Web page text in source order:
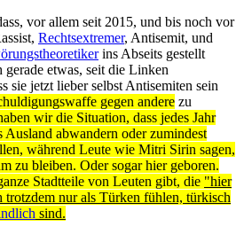
vor allem seit 2015, und bis noch vor
Rechtsextremer, Antisemit, und
ins Abseits gestellt
gerade etwas, seit die Linken
sie jetzt lieber selbst Antisemiten sein
gegen andere zu
wir die Situation, dass jedes Jahr
Ausland abwandern oder zumindest
während Leute wie Mitri Sirin sagen,
zu bleiben. Oder sogar hier geboren.
Stadtteile von Leuten gibt, die "hier
trotzdem nur als Türken fühlen, türkisch
sind.